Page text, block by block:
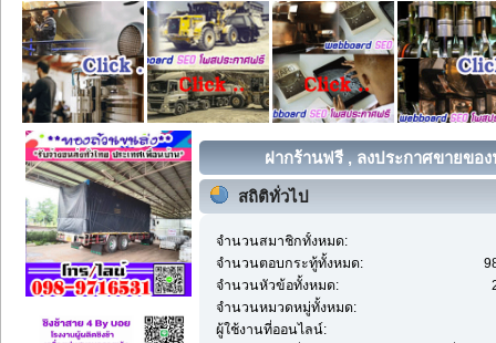
ฝากร้านฟรี , ลงประกาศขายขอ
สถิติทั่วไป
จำนวนสมาชิกทั้งหมด:
จำนวนตอบกระทู้ทั้งหมด:
จำนวนหัวข้อทั้งหมด:
จำนวนหมวดหมู่ทั้งหมด:
ผู้ใช้งานที่ออนไลน์: